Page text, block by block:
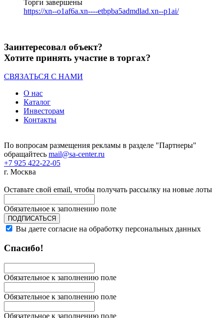
Торги завершены
https://xn--o1af6a.xn----etbpba5admdlad.xn--p1ai/
Заинтересовал объект?
Хотите принять участие в торгах?
СВЯЗАТЬСЯ С НАМИ
О нас
Каталог
Инвесторам
Контакты
По вопросам размещения рекламы в разделе "Партнеры"
обращайтесь mail@sa-center.ru
+7 925 422-22-05
г. Москва
Оставьте свой email, чтобы получать рассылку на новые лоты
Обязательное к заполнению поле
ПОДПИСАТЬСЯ
Вы даете согласие на обработку персональных данных
Спасибо!
Обязательное к заполнению поле
Обязательное к заполнению поле
Обязательное к заполнению поле